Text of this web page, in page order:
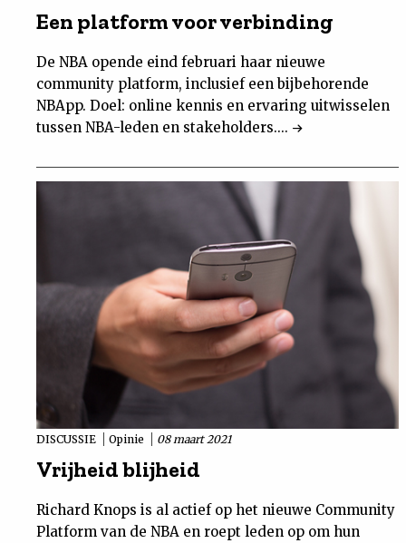
Een platform voor verbinding
De NBA opende eind februari haar nieuwe
community platform, inclusief een bijbehorende
NBApp. Doel: online kennis en ervaring uitwisselen
tussen NBA-leden en stakeholders....
DISCUSSIE Opinie 08 maart 2021
Vrijheid blijheid
Richard Knops is al actief op het nieuwe Community
Platform van de NBA en roept leden op om hun